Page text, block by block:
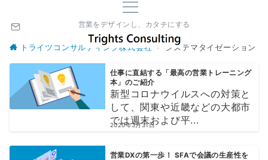
営業をデザインし、カタチにする
トライツコンサルティング株式会社 システマタイゼーション
仕事に直結する「最高の営業トレーニング
本」のご紹介
新型コロナウイルスへの対策と
して、関東や近畿などの大都市
では週末および平...
2020年3月31日
営業DXの第一歩！ SFAで会議の生産性を